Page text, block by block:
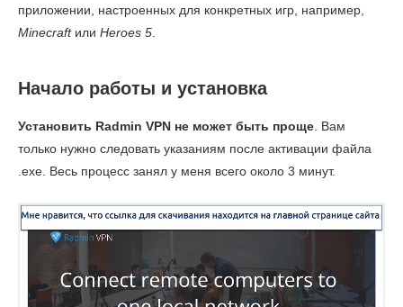
приложении, настроенных для конкретных игр, например,
Minecraftили Heroes 5
Начало работы и установка
Установить Radmin VPN не может быть проще . Вам
только нужно следовать указаниям после активации файла
.exe. Весь процесс занял у меня всего около 3 минут.